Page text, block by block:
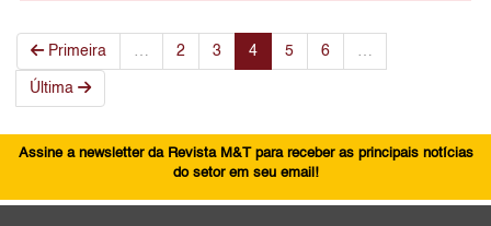
Primeira 2 3 4 5 6
Última
Assine a newsletter da Revista M&T para receber as principais notícias
do setor em seu email!